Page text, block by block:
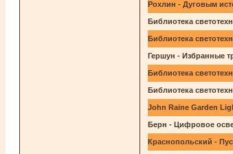
Рохлин - Дуговым
Библиотека
Библиотека
Гершун - Избранные
Библиотека
Библиотека
John Raine Garden
Берн - Цифровое
Краснопольский -